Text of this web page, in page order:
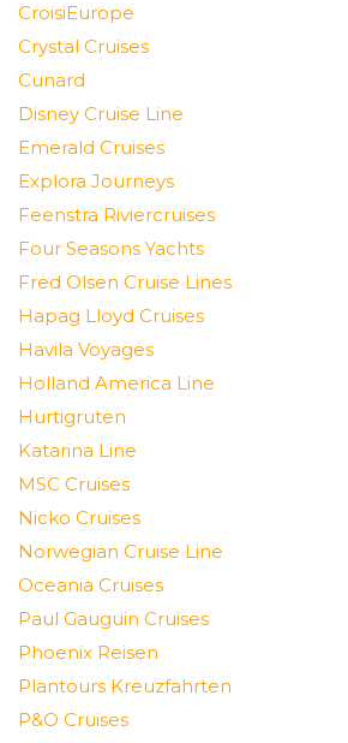
CroisiEurope
Crystal Cruises
Cunard
Disney Cruise Line
Emerald Cruises
Explora Journeys
Feenstra Riviercruises
Four Seasons Yachts
Fred Olsen Cruise Lines
Hapag Lloyd Cruises
Havila Voyages
Holland America Line
Hurtigruten
Katarina Line
MSC Cruises
Nicko Cruises
Norwegian Cruise Line
Oceania Cruises
Paul Gauguin Cruises
Phoenix Reisen
Plantours Kreuzfahrten
P&O Cruises